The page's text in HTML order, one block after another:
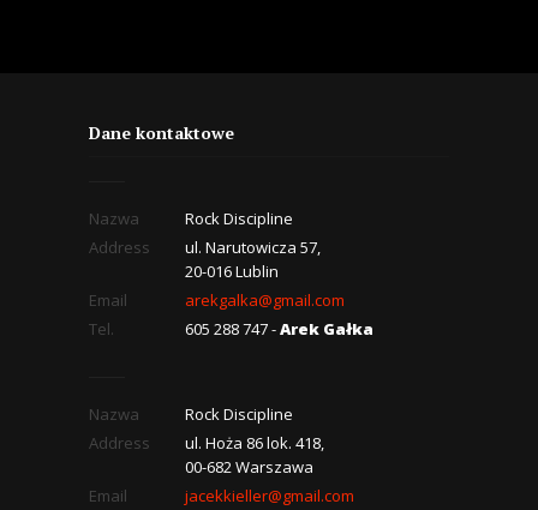
Dane kontaktowe
Nazwa
Rock Discipline
Address
ul. Narutowicza 57,
20-016 Lublin
Email
arekgalka@gmail.com
Tel.
605 288 747 -Arek Gałka
Nazwa
Rock Discipline
Address
ul. Hoża 86 lok. 418,
00-682 Warszawa
Email
jacekkieller@gmail.com